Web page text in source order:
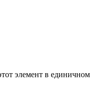
элемент в единичном